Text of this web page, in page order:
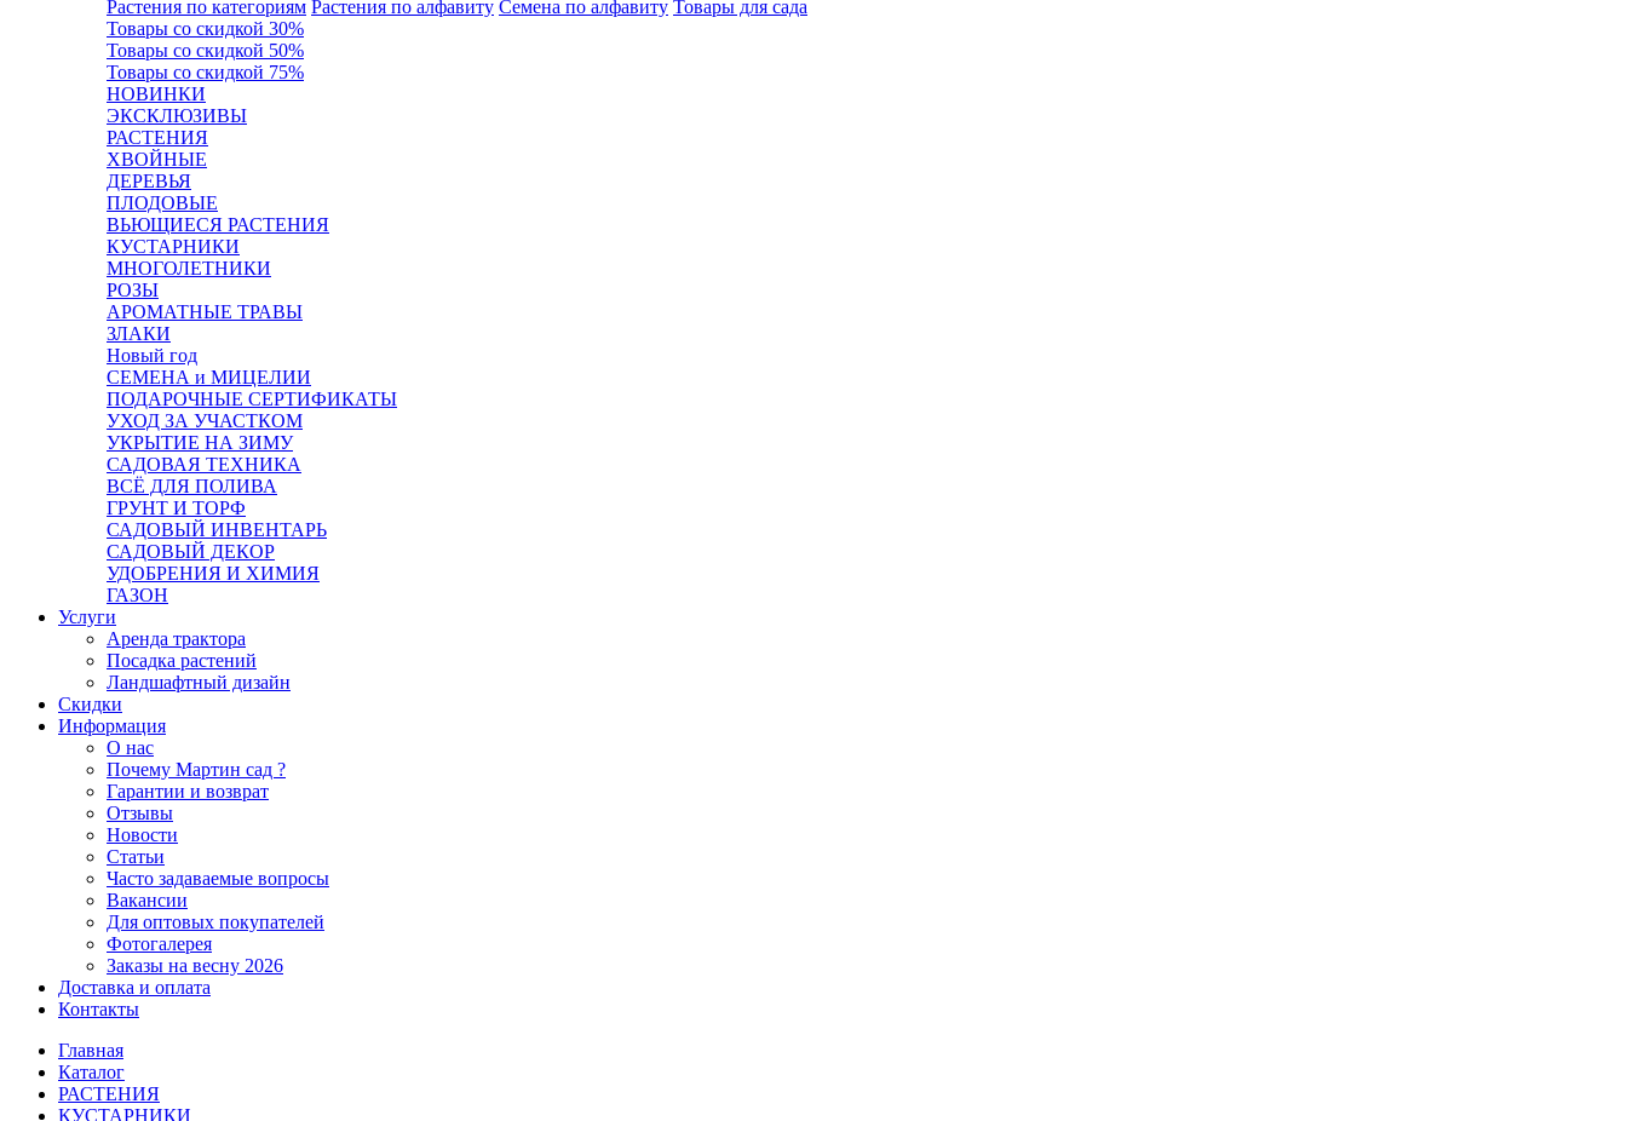
Растения по категориям Растения по алфавиту Семена по алфавиту Товары для сада
Товары со скидкой 30%
Товары со скидкой 50%
Товары со скидкой 75%
НОВИНКИ
ЭКСКЛЮЗИВЫ
РАСТЕНИЯ
ХВОЙНЫЕ
ДЕРЕВЬЯ
ПЛОДОВЫЕ
ВЬЮЩИЕСЯ РАСТЕНИЯ
КУСТАРНИКИ
МНОГОЛЕТНИКИ
РОЗЫ
АРОМАТНЫЕ ТРАВЫ
ЗЛАКИ
Новый год
СЕМЕНА и МИЦЕЛИИ
ПОДАРОЧНЫЕ СЕРТИФИКАТЫ
УХОД ЗА УЧАСТКОМ
УКРЫТИЕ НА ЗИМУ
САДОВАЯ ТЕХНИКА
ВСЁ ДЛЯ ПОЛИВА
ГРУНТ И ТОРФ
САДОВЫЙ ИНВЕНТАРЬ
САДОВЫЙ ДЕКОР
УДОБРЕНИЯ И ХИМИЯ
ГАЗОН
Услуги
Аренда трактора
Посадка растений
Ландшафтный дизайн
Скидки
Информация
О нас
Почему Мартин сад ?
Гарантии и возврат
Отзывы
Новости
Статьи
Часто задаваемые вопросы
Вакансии
Для оптовых покупателей
Фотогалерея
Заказы на весну 2026
Доставка и оплата
Контакты
Главная
Каталог
РАСТЕНИЯ
КУСТАРНИКИ